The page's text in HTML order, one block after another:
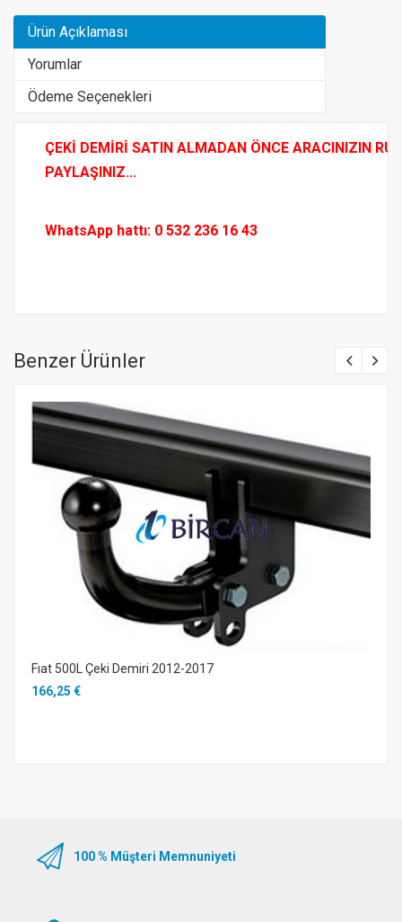
Ürün Açıklaması
Yorumlar
Ödeme Seçenekleri
ÇEKİ DEMİRİ SATIN ALMADAN ÖNCE ARACINIZIN
PAYLAŞINIZ...
WhatsApp hattı: 0 532 236 16 43
Benzer Ürünler
Fıat 500L Çeki Demiri 2012-2017
166,25 €
100 % Müşteri Memnuniyeti